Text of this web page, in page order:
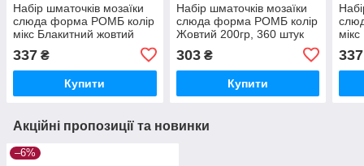
Набір шматочків мозаїки
слюда форма РОМБ колір
мікс Блакитний жовтий
10*16*2,7мм
337 ₴
Купити
Набір шматочків мозаїки
слюда форма РОМБ колір
Жовтий 200гр, 360 штук
303₴
Купити
337
Акційні пропозиції та новинки
–6%